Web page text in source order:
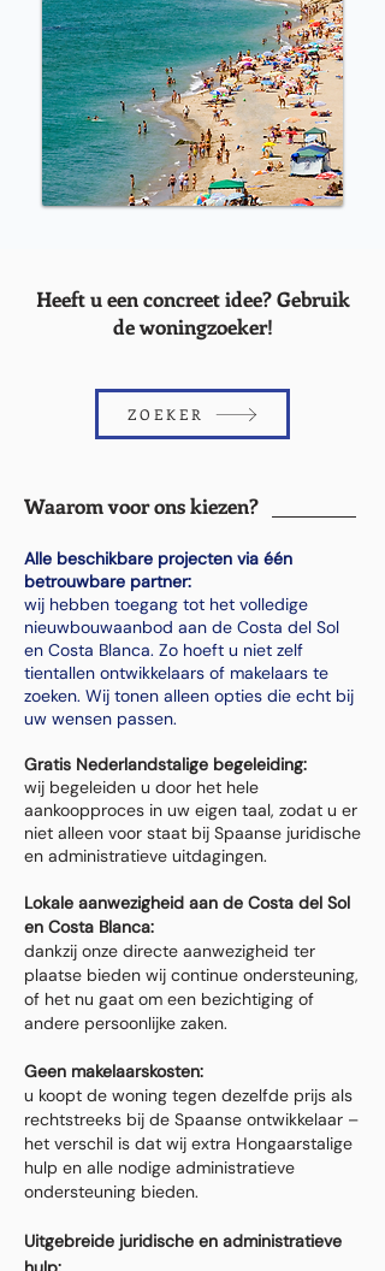
Heeft u een concreet idee? Gebruik
de woningzoeker!
ZOEKER
Waarom voor ons kiezen?
Alle beschikbare projecten via één
betrouwbare partner:
wij hebben toegang tot het volledige
nieuwbouwaanbod aan de Costa del Sol
en Costa Blanca. Zo hoeft u niet zelf
tientallen ontwikkelaars of makelaars te
zoeken. Wij tonen alleen opties die echt bij
uw wensen passen.
Gratis Nederlandstalige begeleiding:
wij begeleiden u door het hele
aankoopproces in uw eigen taal, zodat u er
niet alleen voor staat bij Spaanse juridische
en administratieve uitdagingen.
Lokale aanwezigheid aan de Costa del Sol
en Costa Blanca:
dankzij onze directe aanwezigheid ter
plaatse bieden wij continue ondersteuning,
of het nu gaat om een bezichtiging of
andere persoonlijke zaken.
Geen makelaarskosten:
u koopt de woning tegen dezelfde prijs als
rechtstreeks bij de Spaanse ontwikkelaar –
het verschil is dat wij extra Hongaarstalige
hulp en alle nodige administratieve
ondersteuning bieden.
Uitgebreide juridische en administratieve